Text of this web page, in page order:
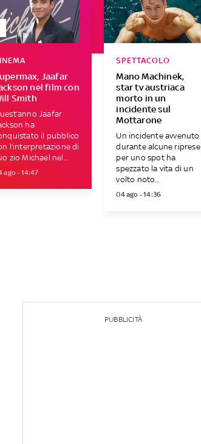
Jaafar
nel film con
Smith
Jaafar
ha
il pubblico
l’interpretazione di
zio Michael nel...
ago - 14:47
Mano Machinek,
star tv austriaca
morto in un
incidente sul
Mottarone
SPETTACOLO
Un incidente avvenuto
durante alcune riprese
per uno spot ha
spezzato la vita di un
volto noto...
04 ago - 14:36
PUBBLICITÀ